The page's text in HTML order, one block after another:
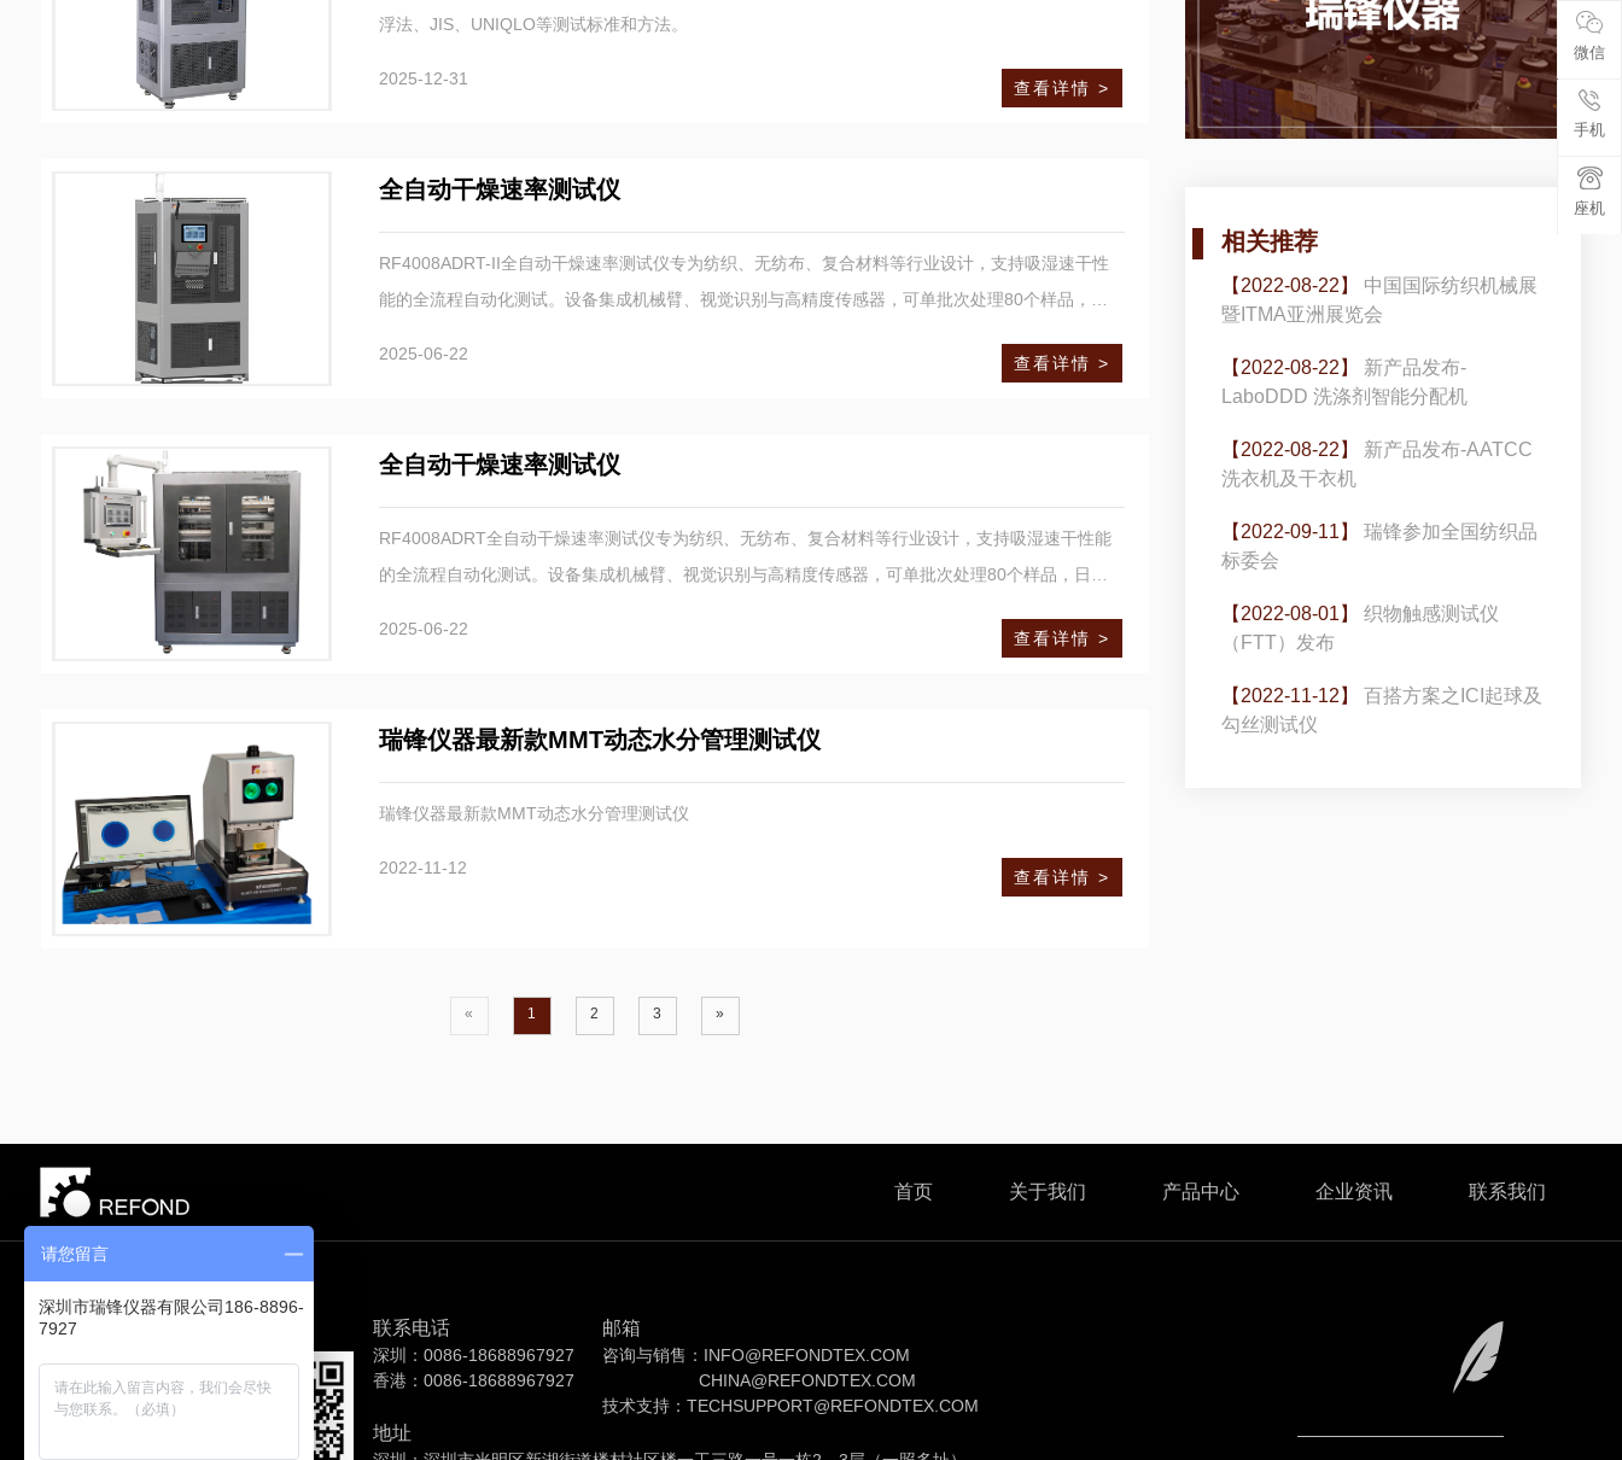
浮法、JIS、UNIQLO等测试标准和方法。
2025-12-31 查看详情 >
全自动干燥速率测试仪
RF4008ADRT-II全自动干燥速率测试仪专为纺织、无纺布、复合材料等行业设计，支持吸湿速干性
能的全流程自动化测试。设备集成机械臂、视觉识别与高精度传感器，可单批次处理80个样品，日
2025-06-22
查看详情 >
全自动干燥速率测试仪
RF4008ADRT全自动干燥速率测试仪专为纺织、无纺布、复合材料等行业设计，支持吸湿速干性能
的全流程自动化测试。设备集成机械臂、视觉识别与高精度传感器，可单批次处理80个样品，日检
2025-06-22
查看详情 >
瑞锋仪器最新款MMT动态水分管理测试仪
瑞锋仪器最新款MMT动态水分管理测试仪
2022-11-12 查看详情 >
« 1 2 3 »
相关推荐
【2022-08-22】
中国国际纺织机械展
暨ITMA亚洲展览会
【2022-08-22】
新产品发布-
LaboDDD 洗涤剂智能分配机
【2022-08-22】
新产品发布-AATCC
洗衣机及干衣机
【2022-09-11】
瑞锋参加全国纺织品
标委会
【2022-08-01】
织物触感测试仪
（FTT）发布
【2022-11-12】
百搭方案之ICI起球及
勾丝测试仪
首页 关于我们 产品中心 企业资讯 联系我们
微信
手机
座机
联系电话
深圳：0086-18688967927
香港：0086-18688967927
邮箱
咨询与销售：INFO@REFONDTEX.COM
CHINA@REFONDTEX.COM
技术支持：TECHSUPPORT@REFONDTEX.COM
地址
请您留言
深圳市瑞锋仪器有限公司186-8896-
7927